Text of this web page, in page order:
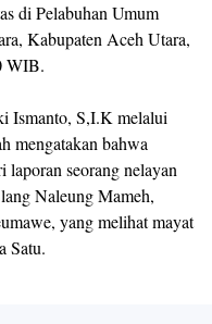
di Pelabuhan Umum
Kabupaten Aceh Utara,
WIB.
Ismanto, S,I.K melalui
mengatakan bahwa
laporan seorang nelayan
Naleung Mameh,
yang melihat mayat
Satu.